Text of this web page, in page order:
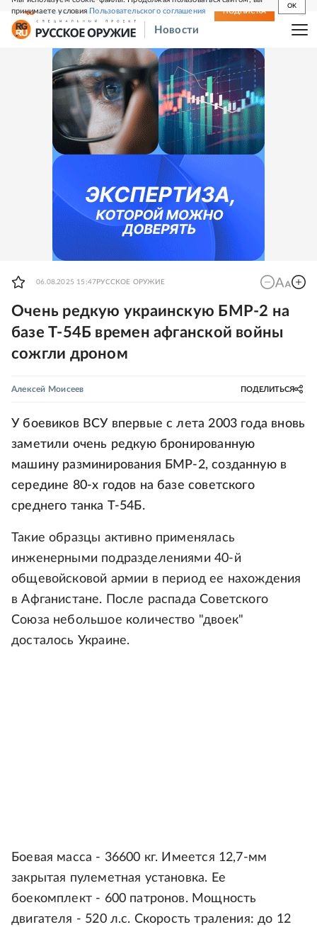
принимаете условияПользовательского соглашения
OK
СВЕЖИЙ НОМЕР ПОДПИСКА
Новости
06.08.2025 15:47 РУССКОЕ ОРУЖИЕ
Очень редкую украинскую БМР-2 на
базе Т-54Б времен афганской войны
сожгли дроном
Алексей Моисеев ПОДЕЛИТЬСЯ
У боевиков ВСУ впервые с лета 2003 года вновь
заметили очень редкую бронированную
машину разминирования БМР-2, созданную в
середине 80-х годов на базе советского
среднего танка Т-54Б.
Такие образцы активно применялась
инженерными подразделениями 40-й
общевойсковой армии в период ее нахождения
в Афганистане. После распада Советского
Союза небольшое количество "двоек"
досталось Украине.
Боевая масса - 36600 кг. Имеется 12,7-мм
закрытая пулеметная установка. Ее
боекомплект - 600 патронов. Мощность
двигателя - 520 л.с. Скорость траления: до 12